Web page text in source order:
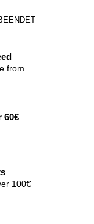
from
60€
100€